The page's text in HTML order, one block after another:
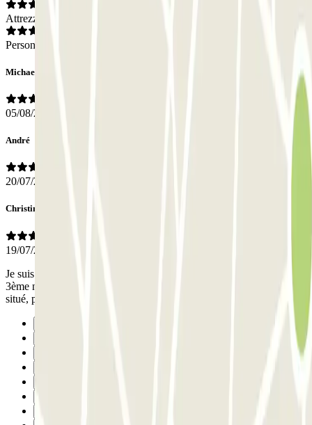
Attrezzatura
Personale
Michae
05/08/2026
André
20/07/2026
Christine
19/07/2026
Je suis facilement entré dans le parking et j'ai trouvé une place au
3ème niveau. La sortie a été tout aussi aisée. Ce parking est très bien
situé, proche du centre ville.